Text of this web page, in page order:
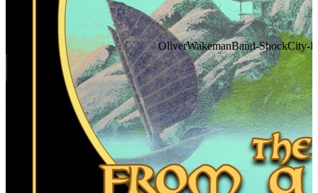
OliverWakemanBand-ShockCity-